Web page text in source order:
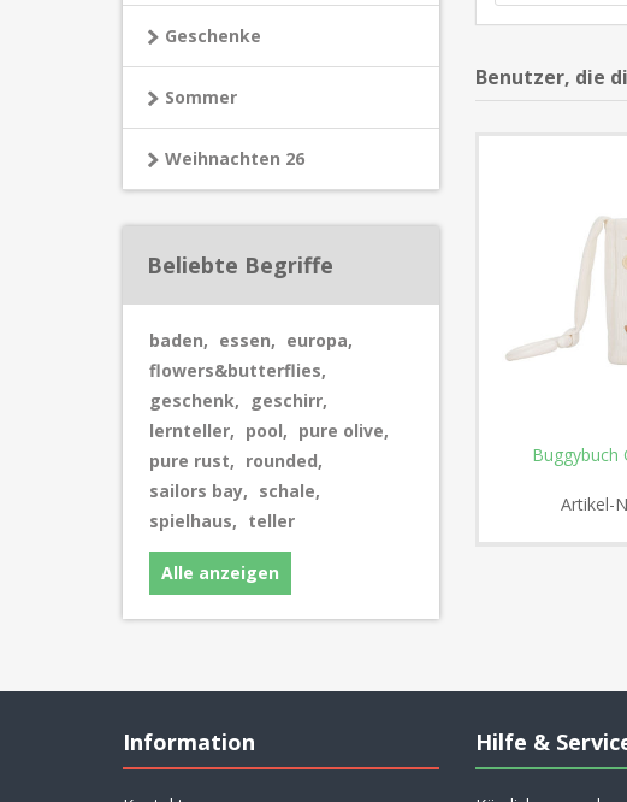
Geschenke
Sommer
Weihnachten 26
Beliebte Begriffe
baden, essen, europa,
flowers&butterflies,
geschenk, geschirr,
lernteller, pool, pure olive,
pure rust, rounded,
sailors bay, schale,
spielhaus, teller
Alle anzeigen
Benutzer, die
Buggybuch
Artikel-
Information Hilfe &